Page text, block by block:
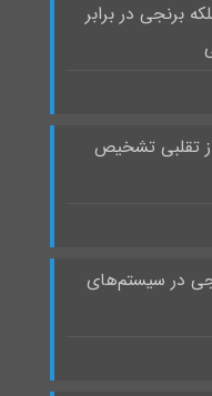
برنجی در برابر
تقلبی تشخیص
در سیستم‌های